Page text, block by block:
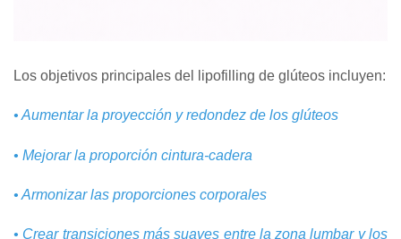
Los objetivos principales del lipofilling de glúteos incluyen:
• Aumentar la proyección y redondez de los glúteos
• Mejorar la proporción cintura‑cadera
• Armonizar las proporciones corporales
• Crear transiciones más suaves entre la zona lumbar y los